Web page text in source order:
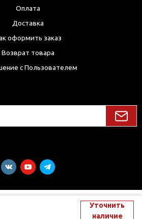
Уточнить
наличие
Оплата
Доставка
оформить заказ
Возврат товара
с Пользователем